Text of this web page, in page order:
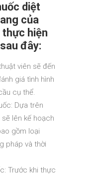
diệt
của
hiện
đây:
viên sẽ đến
giá tình hình
cụ thể.
Dựa trên
lên kế hoạch
gồm loại
pháp và thời
Trước khi thực